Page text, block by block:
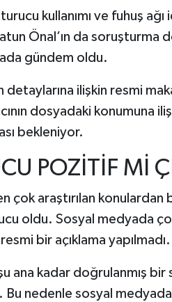
kullanımı ve fuhuş
Önal’ın da soruşturma
gündem oldu.
detaylarına ilişkin resmi
dosyadaki konumuna
bekleniyor.
POZİTİF Mİ
çok araştırılan konulardan
oldu. Sosyal medyada
bir açıklama yapılmadı.
ana kadar doğrulanmış
Bu nedenle sosyal